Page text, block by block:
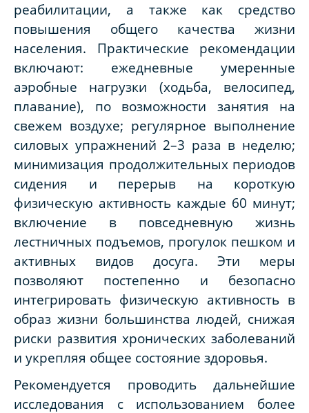
реабилитации, а также как средство
повышения общего качества жизни
населения. Практические рекомендации
включают: ежедневные умеренные
аэробные нагрузки (ходьба, велосипед,
плавание), по возможности занятия на
свежем воздухе; регулярное выполнение
силовых упражнений 2–3 раза в неделю;
минимизация продолжительных периодов
сидения и перерыв на короткую
физическую активность каждые 60 минут;
включение в повседневную жизнь
лестничных подъемов, прогулок пешком и
активных видов досуга. Эти меры
позволяют постепенно и безопасно
интегрировать физическую активность в
образ жизни большинства людей, снижая
риски развития хронических заболеваний
и укрепляя общее состояние здоровья.
Рекомендуется проводить дальнейшие
исследования с использованием более